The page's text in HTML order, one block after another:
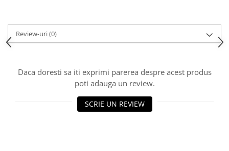
Review-uri(0)
Daca doresti sa iti exprimi parerea despre acest produs
poti adauga un review.
SCRIE UN REVIEW